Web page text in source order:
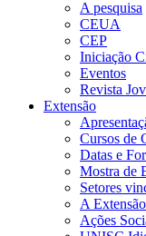
A pesquisa
CEUA
CEP
Iniciação
Eventos
Revista
Extensão
Cursos de
Datas e
Mostra de
Setores
A Extensão
Ações